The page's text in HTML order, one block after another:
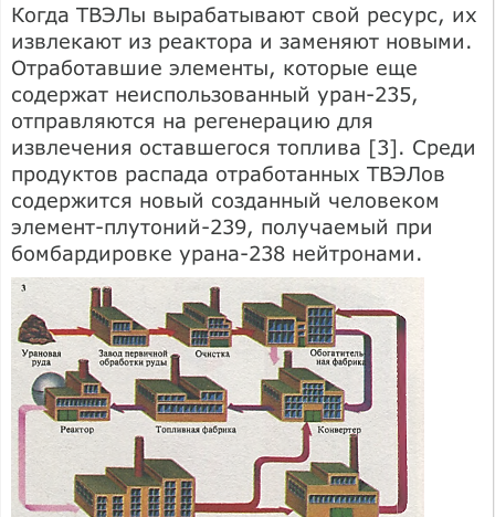
Когда ТВЭЛы вырабатывают свой ресурс, их
извлекают из реактора и заменяют новыми.
Отработавшие элементы, которые еще
содержат неиспользованный уран-235,
отправляются на регенерацию для
извлечения оставшегося топлива [3]. Среди
продуктов распада отработанных ТВЭЛов
содержится новый созданный человеком
элемент-плутоний-239, получаемый при
бомбардировке урана-238 нейтронами.